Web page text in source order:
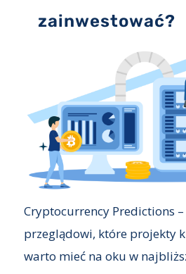
zainwestować?
Cryptocurrency Predictions
przeglądowi, które projekty
warto mieć na oku w